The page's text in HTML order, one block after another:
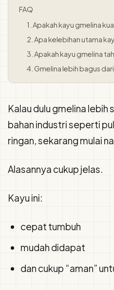
FAQ
1. Apakah kayu gmelina
2. Apa kelebihan utama
3. Apakah kayu gmelina
4. Gmelina lebih bagus
Kalau dulu gmelina lebih
bahan industri seperti
ringan, sekarang mulai
Alasannya cukup jelas.
Kayu ini:
cepat tumbuh
mudah didapat
dan cukup “aman”